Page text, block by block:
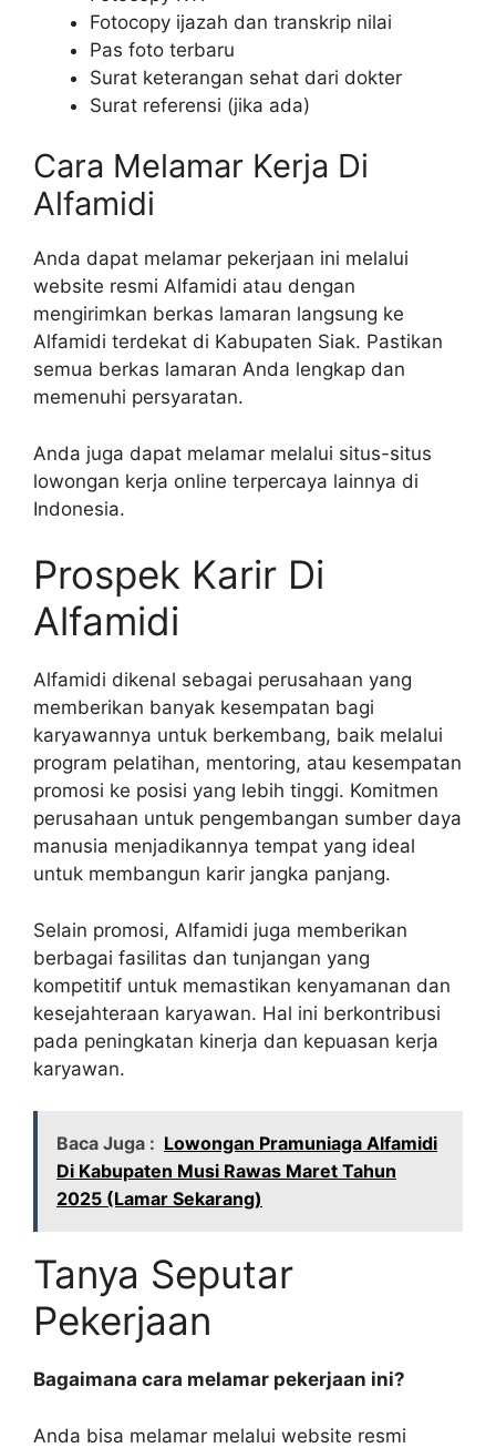
Fotocopy ijazah dan transkrip nilai
Pas foto terbaru
Surat keterangan sehat dari dokter
Surat referensi (jika ada)
Cara Melamar Kerja Di
Alfamidi
Anda dapat melamar pekerjaan ini melalui
website resmi Alfamidi atau dengan
mengirimkan berkas lamaran langsung ke
Alfamidi terdekat di Kabupaten Siak. Pastikan
semua berkas lamaran Anda lengkap dan
memenuhi persyaratan.
Anda juga dapat melamar melalui situs-situs
lowongan kerja online terpercaya lainnya di
Indonesia.
Prospek Karir Di
Alfamidi
Alfamidi dikenal sebagai perusahaan yang
memberikan banyak kesempatan bagi
karyawannya untuk berkembang, baik melalui
program pelatihan, mentoring, atau kesempatan
promosi ke posisi yang lebih tinggi. Komitmen
perusahaan untuk pengembangan sumber daya
manusia menjadikannya tempat yang ideal
untuk membangun karir jangka panjang.
Selain promosi, Alfamidi juga memberikan
berbagai fasilitas dan tunjangan yang
kompetitif untuk memastikan kenyamanan dan
kesejahteraan karyawan. Hal ini berkontribusi
pada peningkatan kinerja dan kepuasan kerja
karyawan.
Baca Juga : Lowongan Pramuniaga Alfamidi
Di Kabupaten Musi Rawas Maret Tahun
2025 (Lamar Sekarang)
Tanya Seputar
Pekerjaan
Bagaimana cara melamar pekerjaan ini?
Anda bisa melamar melalui website resmi